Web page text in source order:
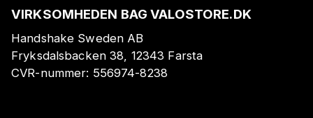
VIRKSOMHEDEN BAG VALOSTORE.DK
Handshake Sweden AB
Fryksdalsbacken 38, 12343 Farsta
CVR-nummer: 556974-8238